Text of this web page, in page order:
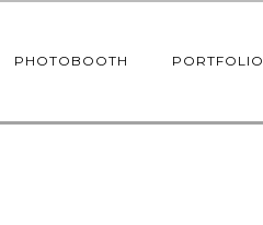
PHOTOBOOTH PORTFOLIO